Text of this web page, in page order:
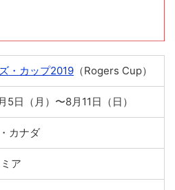
・カップ2019 （Rogers Cup）
5日（月）〜8月11日（日）
カナダ
ア